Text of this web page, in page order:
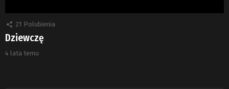
21 Polubienia
Dziewczę
4 lata temu